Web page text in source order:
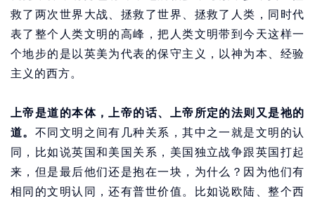
救了两次世界大战、拯救了世界、拯救了人类，同时代
表了整个人类文明的高峰，把人类文明带到今天这样一
个地步的是以英美为代表的保守主义，以神为本、经验
主义的西方。
上帝是道的本体，上帝的话、上帝所定的法则又是祂的
道。 不同文明之间有几种关系，其中之一就是文明的认
同，比如说英国和美国关系，美国独立战争跟英国打起
来，但是最后他们还是抱在一块，为什么？因为他们有
相同的文明认同，还有普世价值。比如说欧陆、整个西